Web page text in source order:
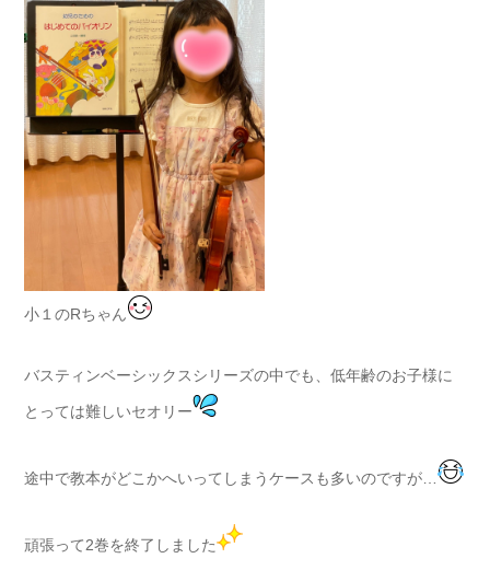
小１のRちゃん
バスティンベーシックスシリーズの中でも、低年齢のお子様に
とっては難しいセオリー
途中で教本がどこかへいってしまうケースも多いのですが…
頑張って2巻を終了しました